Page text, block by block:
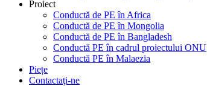
Proiect
Conductă de PE în Africa
Conductă de PE în Mongolia
Conductă de PE în Bangladesh
Conductă PE în cadrul proiectului ONU
Conductă PE în Malaezia
Piețe
Contactaţi-ne